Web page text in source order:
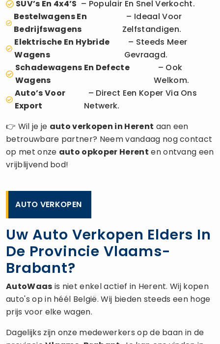
SUV’s En 4x4’s – Populair En Snel Verkocht.
Bestelwagens En
Bedrijfswagens
– Ideaal Voor
Zelfstandigen.
Elektrische En Hybride
Wagens
– Steeds Meer
Gevraagd.
Schadewagens En Defecte
Wagens
– Ook
Welkom.
Auto’s Voor
Export
– Direct Een Koper Via Ons
Netwerk.
👉 Wil je je auto verkopen in Herent aan een
betrouwbare partner? Neem vandaag nog contact
op met onze auto opkoper Herent en ontvang een
vrijblijvend bod!
AUTO VERKOPEN
Uw Auto Verkopen Elders In
De Provincie Vlaams-
Brabant?
AutoWaas is niet enkel actief in Herent. Wij kopen
auto's op in héél België. Wij bieden steeds een hoge
prijs voor elke wagen.
Dagelijks zijn onze medewerkers op de baan in de